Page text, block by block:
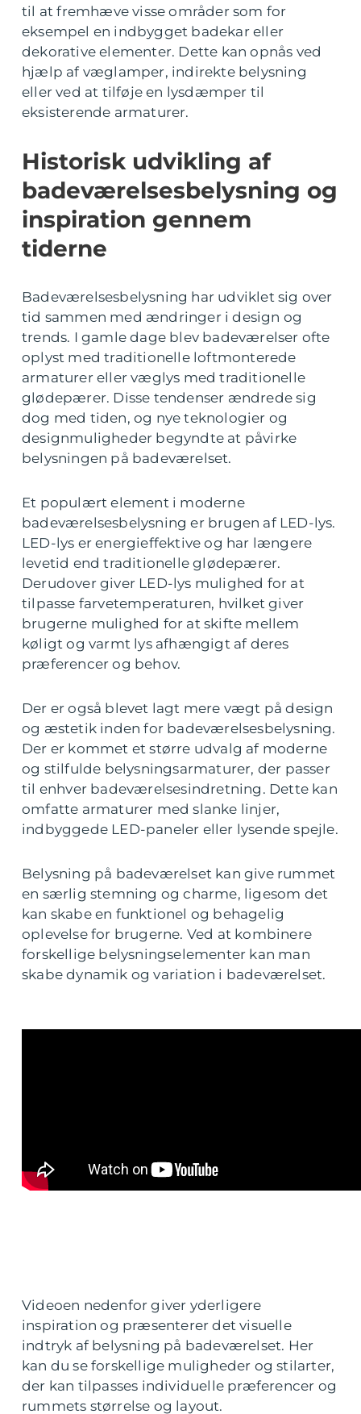
til at fremhæve visse områder som for
eksempel en indbygget badekar eller
dekorative elementer. Dette kan opnås ved
hjælp af væglamper, indirekte belysning
eller ved at tilføje en lysdæmper til
eksisterende armaturer.
Historisk udvikling af
badeværelsesbelysning og
inspiration gennem
tiderne
Badeværelsesbelysning har udviklet sig over
tid sammen med ændringer i design og
trends. I gamle dage blev badeværelser ofte
oplyst med traditionelle loftmonterede
armaturer eller væglys med traditionelle
glødepærer. Disse tendenser ændrede sig
dog med tiden, og nye teknologier og
designmuligheder begyndte at påvirke
belysningen på badeværelset.
Et populært element i moderne
badeværelsesbelysning er brugen af LED-lys.
LED-lys er energieffektive og har længere
levetid end traditionelle glødepærer.
Derudover giver LED-lys mulighed for at
tilpasse farvetemperaturen, hvilket giver
brugerne mulighed for at skifte mellem
køligt og varmt lys afhængigt af deres
præferencer og behov.
Der er også blevet lagt mere vægt på design
og æstetik inden for badeværelsesbelysning.
Der er kommet et større udvalg af moderne
og stilfulde belysningsarmaturer, der passer
til enhver badeværelsesindretning. Dette kan
omfatte armaturer med slanke linjer,
indbyggede LED-paneler eller lysende spejle.
Belysning på badeværelset kan give rummet
en særlig stemning og charme, ligesom det
kan skabe en funktionel og behagelig
oplevelse for brugerne. Ved at kombinere
forskellige belysningselementer kan man
skabe dynamik og variation i badeværelset.
Videoen nedenfor giver yderligere
inspiration og præsenterer det visuelle
indtryk af belysning på badeværelset. Her
kan du se forskellige muligheder og stilarter,
der kan tilpasses individuelle præferencer og
rummets størrelse og layout.